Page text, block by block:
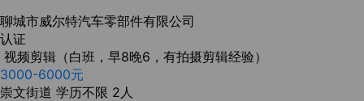
聊城市威尔特汽车零部件有限公司
认证
视频剪辑（白班，早8晚6，有拍摄剪辑经验）
3000-6000元
崇文街道 学历不限 2人